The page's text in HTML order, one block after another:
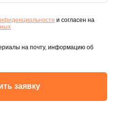
и согласен на
на почту, информацию об
заявку